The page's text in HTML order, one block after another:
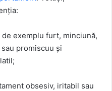
de exemplu furt, minciună,
promiscuu și
obsesiv, iritabil sau